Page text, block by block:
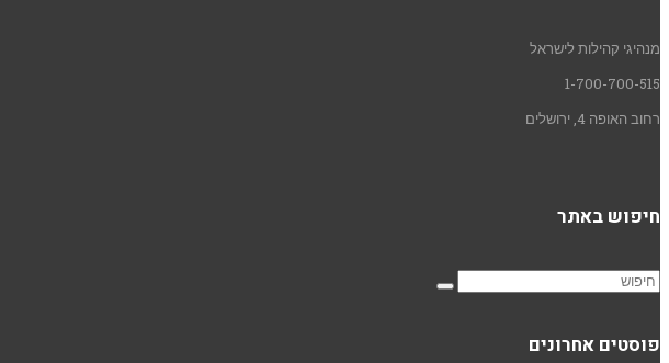
מנהיגי קהילות לישראל
1-700-700-515
רחוב האופה 4, ירושלים
חיפוש באתר
פוסטים אחרונים